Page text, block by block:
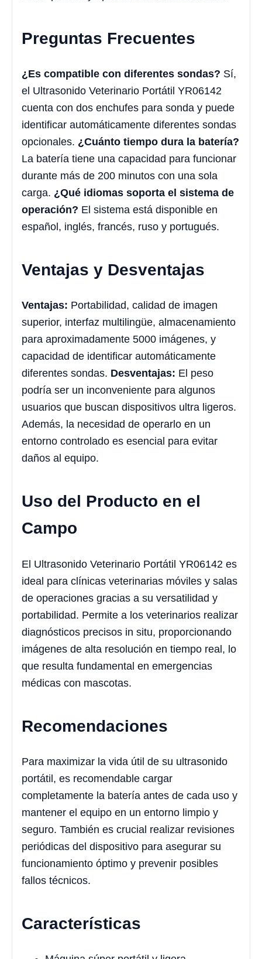
Preguntas Frecuentes
¿Es compatible con diferentes sondas? Sí,
el Ultrasonido Veterinario Portátil YR06142
cuenta con dos enchufes para sonda y puede
identificar automáticamente diferentes sondas
opcionales. ¿Cuánto tiempo dura la batería?
La batería tiene una capacidad para funcionar
durante más de 200 minutos con una sola
carga. ¿Qué idiomas soporta el sistema de
operación? El sistema está disponible en
español, inglés, francés, ruso y portugués.
Ventajas y Desventajas
Ventajas: Portabilidad, calidad de imagen
superior, interfaz multilingüe, almacenamiento
para aproximadamente 5000 imágenes, y
capacidad de identificar automáticamente
diferentes sondas. Desventajas: El peso
podría ser un inconveniente para algunos
usuarios que buscan dispositivos ultra ligeros.
Además, la necesidad de operarlo en un
entorno controlado es esencial para evitar
daños al equipo.
Uso del Producto en el
Campo
El Ultrasonido Veterinario Portátil YR06142 es
ideal para clínicas veterinarias móviles y salas
de operaciones gracias a su versatilidad y
portabilidad. Permite a los veterinarios realizar
diagnósticos precisos in situ, proporcionando
imágenes de alta resolución en tiempo real, lo
que resulta fundamental en emergencias
médicas con mascotas.
Recomendaciones
Para maximizar la vida útil de su ultrasonido
portátil, es recomendable cargar
completamente la batería antes de cada uso y
mantener el equipo en un entorno limpio y
seguro. También es crucial realizar revisiones
periódicas del dispositivo para asegurar su
funcionamiento óptimo y prevenir posibles
fallos técnicos.
Características